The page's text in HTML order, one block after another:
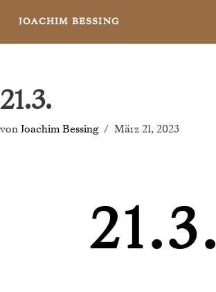
JOACHIM BESSING
21.3.
von Joachim Bessing März 21, 2023
21.3.